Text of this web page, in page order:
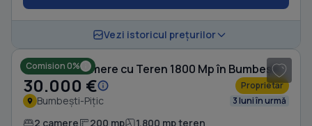
Vezi istoricul prețurilor
Comision 0% Casă cu 2 camere cu Teren 1800 Mp în Bumbești-Pițic
30.000 € Proprietar
Bumbești-Pițic 3 luni în urmă
2 camere 200 mp 1.800 mp teren